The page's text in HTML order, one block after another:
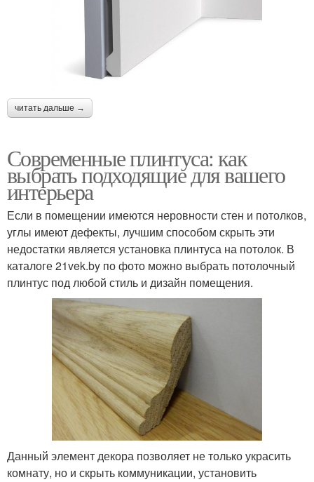
читать дальше →
Современные плинтуса: как
выбрать подходящие для вашего
интерьера
Если в помещении имеются неровности стен и потолков,
углы имеют дефекты, лучшим способом скрыть эти
недостатки является установка плинтуса на потолок. В
каталоге 21vek.by по фото можно выбрать потолочный
плинтус под любой стиль и дизайн помещения.
Данный элемент декора позволяет не только украсить
комнату, но и скрыть коммуникации, установить